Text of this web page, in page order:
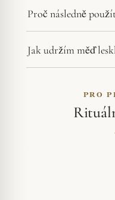
Proč následně
Jak udržím měď
PRO